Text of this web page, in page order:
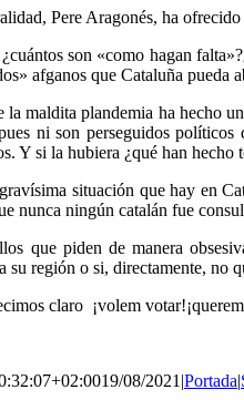
Pere Aragonés, ha
son «como hagan
afganos que Cataluña pueda
maldita plandemia ha hecho
ni son perseguidos
Y si la hubiera ¿qué han
situación que hay en
nunca ningún catalán fue
que piden de manera
su región o si, directamente, no
claro ¡volem
19/08/2021|Portada|